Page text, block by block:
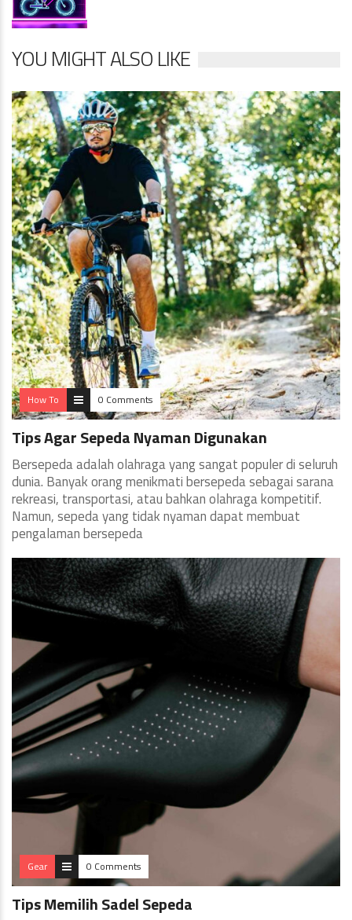
YOU MIGHT ALSO LIKE
How To 0 Comments
Tips Agar Sepeda Nyaman Digunakan
Bersepeda adalah olahraga yang sangat populer di seluruh
dunia. Banyak orang menikmati bersepeda sebagai sarana
rekreasi, transportasi, atau bahkan olahraga kompetitif.
Namun, sepeda yang tidak nyaman dapat membuat
pengalaman bersepeda
Gear 0 Comments
Tips Memilih Sadel Sepeda